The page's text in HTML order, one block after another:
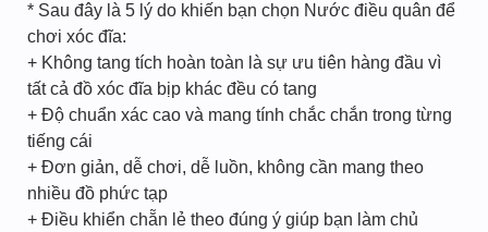
* Sau đây là 5 lý do khiến bạn chọn Nước điều quân để
chơi xóc đĩa:
+ Không tang tích hoàn toàn là sự ưu tiên hàng đầu vì
tất cả đồ xóc đĩa bịp khác đều có tang
+ Độ chuẩn xác cao và mang tính chắc chắn trong từng
tiếng cái
+ Đơn giản, dễ chơi, dễ luồn, không cần mang theo
nhiều đồ phức tạp
+ Điều khiển chẵn lẻ theo đúng ý giúp bạn làm chủ